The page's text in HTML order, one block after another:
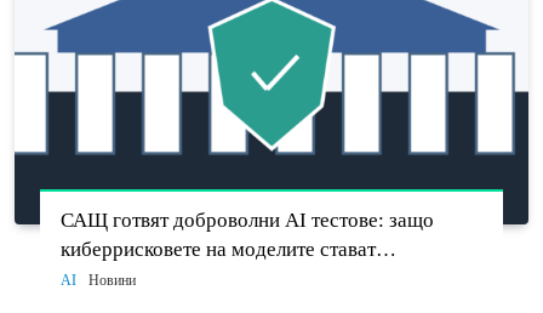
САЩ готвят доброволни AI тестове: защо
киберрисковете на моделите стават
политически въпрос
AI Новини